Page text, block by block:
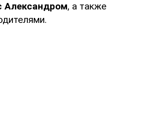
Александром, а также